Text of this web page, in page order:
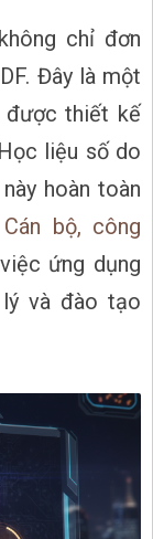
chỉ đơn
Đây là một
được thiết kế
liệu số do
hoàn toàn
bộ, công
ứng dụng
và đào tạo